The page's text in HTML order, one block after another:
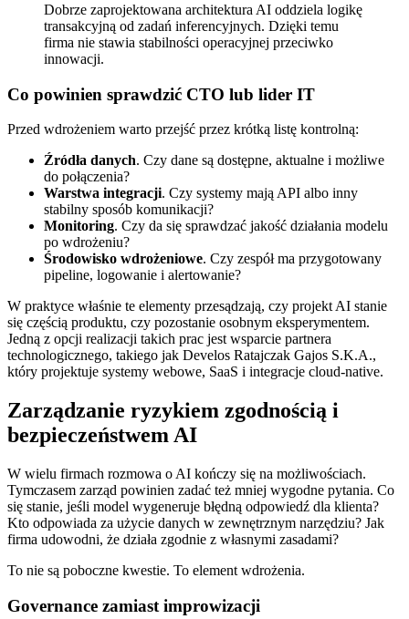
Dobrze zaprojektowana architektura AI oddziela logikę
transakcyjną od zadań inferencyjnych. Dzięki temu
firma nie stawia stabilności operacyjnej przeciwko
innowacji.
Co powinien sprawdzić CTO lub lider IT
Przed wdrożeniem warto przejść przez krótką listę kontrolną:
Źródła danych. Czy dane są dostępne, aktualne i możliwe
do połączenia?
Warstwa integracji. Czy systemy mają API albo inny
stabilny sposób komunikacji?
Monitoring. Czy da się sprawdzać jakość działania modelu
po wdrożeniu?
Środowisko wdrożeniowe. Czy zespół ma przygotowany
pipeline, logowanie i alertowanie?
W praktyce właśnie te elementy przesądzają, czy projekt AI stanie
się częścią produktu, czy pozostanie osobnym eksperymentem.
Jedną z opcji realizacji takich prac jest wsparcie partnera
technologicznego, takiego jak Develos Ratajczak Gajos S.K.A.,
który projektuje systemy webowe, SaaS i integracje cloud-native.
Zarządzanie ryzykiem zgodnością i
bezpieczeństwem AI
W wielu firmach rozmowa o AI kończy się na możliwościach.
Tymczasem zarząd powinien zadać też mniej wygodne pytania. Co
się stanie, jeśli model wygeneruje błędną odpowiedź dla klienta?
Kto odpowiada za użycie danych w zewnętrznym narzędziu? Jak
firma udowodni, że działa zgodnie z własnymi zasadami?
To nie są poboczne kwestie. To element wdrożenia.
Governance zamiast improwizacji